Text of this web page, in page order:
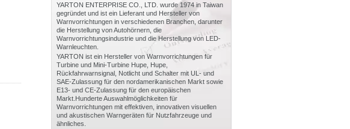
YARTON ENTERPRISE CO., LTD. wurde 1974 in Taiwan
gegründet und ist ein Lieferant und Hersteller von
Warnvorrichtungen in verschiedenen Branchen, darunter
die Herstellung von Autohörnern, die
Warnvorrichtungsindustrie und die Herstellung von LED-
Warnleuchten.
YARTON ist ein Hersteller von Warnvorrichtungen für
Turbine und Mini-Turbine Hupe, Hupe,
Rückfahrwarnsignal, Notlicht und Schalter mit UL- und
SAE-Zulassung für den nordamerikanischen Markt sowie
E13- und CE-Zulassung für den europäischen
Markt.Hunderte Auswahlmöglichkeiten für
Warnvorrichtungen mit effektiven, innovativen visuellen
und akustischen Warngeräten für Nutzfahrzeuge und
ähnliches.